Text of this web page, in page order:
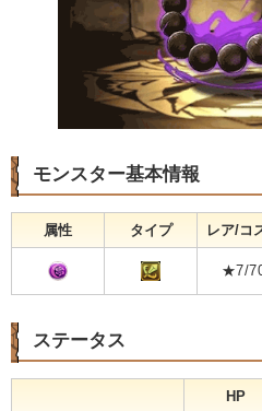
モンスター基本情報
属性 タイプ レア/コ
★7/
ステータス
HP